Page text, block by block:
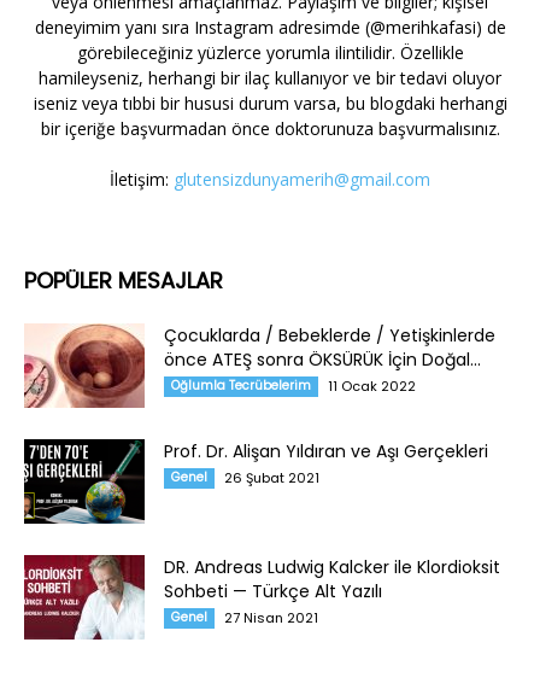
deneyimim yanı sıra Instagram adresimde (@merihkafasi) de
görebileceğiniz yüzlerce yorumla ilintilidir. Özellikle
hamileyseniz, herhangi bir ilaç kullanıyor ve bir tedavi oluyor
iseniz veya tıbbi bir hususi durum varsa, bu blogdaki herhangi
bir içeriğe başvurmadan önce doktorunuza başvurmalısınız.
İletişim: glutensizdunyamerih@gmail.com
POPÜLER MESAJLAR
Çocuklarda / Bebeklerde / Yetişkinlerde
önce ATEŞ sonra ÖKSÜRÜK İçin Doğal...
Oğlumla Tecrübelerim 11 Ocak 2022
Prof. Dr. Alişan Yıldıran ve Aşı Gerçekleri
Genel 26 Şubat 2021
DR. Andreas Ludwig Kalcker ile Klordioksit
Sohbeti — Türkçe Alt Yazılı
Genel 27 Nisan 2021